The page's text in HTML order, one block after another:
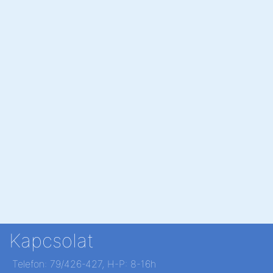
Kapcsolat
Telefon: 79/426-427, H-P: 8-16h